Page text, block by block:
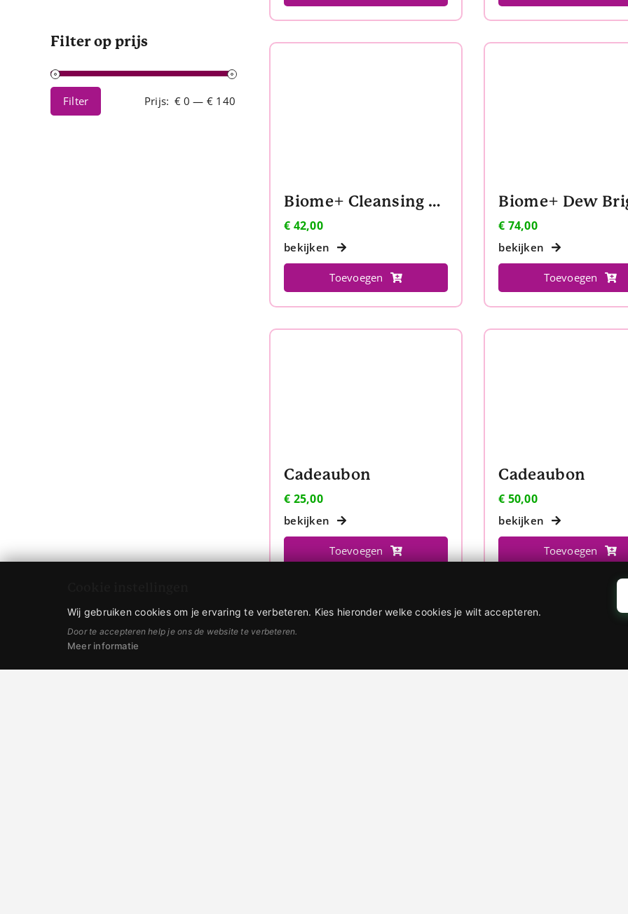
Filter op prijs
Min.
Max.
Filter Prijs: € 0 — € 140
Biome+ Cleansing Comfort Balm
€ 42,00
bekijken
Toevoegen
€ 74,00
bekijken
Toevoegen
Cadeaubon
€ 25,00
bekijken
Toevoegen
Cadeaubon
€ 50,00
bekijken
Toevoegen
Wij gebruiken cookies om je ervaring te verbeteren. Kies hieronder welke cookies je wilt accepteren.
Door te accepteren help je ons de website te verbeteren.
Meer informatie